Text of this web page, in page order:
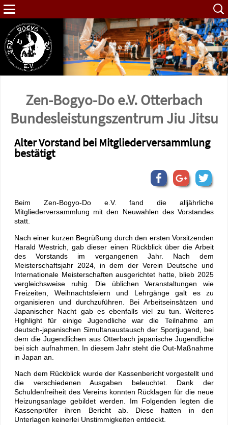
Suche
nach:
Zen-Bogyo-Do e.V. Otterbach
Bundes­leistungs­zentrum Jiu Jitsu
Alter Vorstand bei Mitgliederversammlung
bestätigt
Beim Zen-Bogyo-Do e.V. fand die alljährliche
Mitgliederversammlung mit den Neuwahlen des Vorstandes
statt.
Nach einer kurzen Begrüßung durch den ersten Vorsitzenden
Harald Westrich, gab dieser einen Rückblick über die Arbeit
des Vorstands im vergangenen Jahr. Nach dem
Meisterschaftsjahr 2024, in dem der Verein Deutsche und
Internationale Meisterschaften ausgerichtet hatte, blieb 2025
vergleichsweise ruhig. Die üblichen Veranstaltungen wie
Freizeiten, Weihnachtsfeiern und Lehrgänge galt es zu
organisieren und durchzuführen. Bei Arbeitseinsätzen und
Japanischer Nacht gab es ebenfalls viel zu tun. Weiteres
Highlight für einige Jugendliche war die Teilnahme am
deutsch-japanischen Simultanaustausch der Sportjugend, bei
dem die Jugendlichen aus Otterbach japanische Jugendliche
bei sich aufnahmen. In diesem Jahr steht die Out-Maßnahme
in Japan an.
Nach dem Rückblick wurde der Kassenbericht vorgestellt und
die verschiedenen Ausgaben beleuchtet. Dank der
Schuldenfreiheit des Vereins konnten Rücklagen für die neue
Heizungsanlage gebildet werden. Im Folgenden legten die
Kassenprüfer ihren Bericht ab. Diese hatten in den
Unterlagen keinerlei Unstimmigkeiten entdeckt.